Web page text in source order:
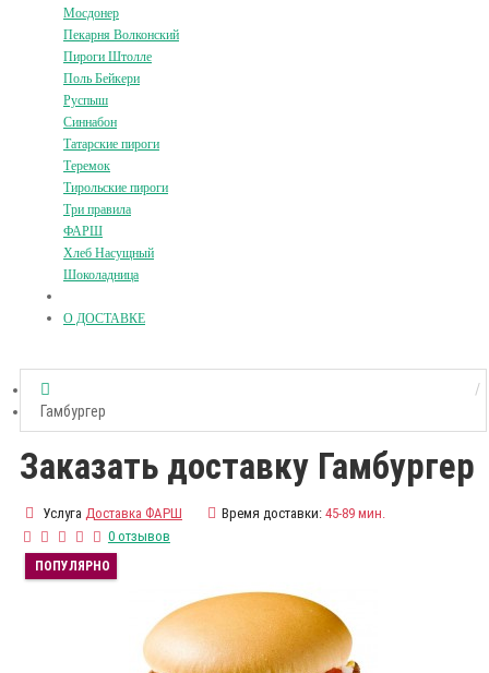
Мосдонер
Пекарня Волконский
Пироги Штолле
Поль Бейкери
Руспыш
Синнабон
Татарские пироги
Теремок
Тирольские пироги
Три правила
ФАРШ
Хлеб Насущный
Шоколадница
О ДОСТАВКЕ
Гамбургер
Заказать доставку Гамбургер
Услуга Доставка ФАРШ Время доставки: 45-89 мин.
0 отзывов
ПОПУЛЯРНО